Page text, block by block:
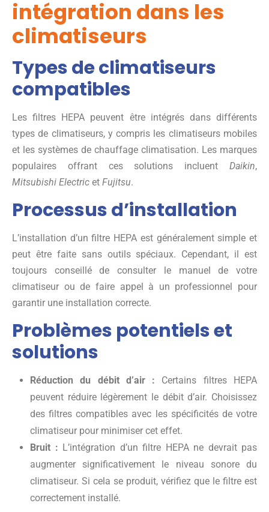
intégration dans les
climatiseurs
Types de climatiseurs
compatibles
Les filtres HEPA peuvent être intégrés dans différents
types de climatiseurs, y compris les climatiseurs mobiles
et les systèmes de chauffage climatisation. Les marques
populaires offrant ces solutions incluent Daikin,
Mitsubishi Electric et Fujitsu.
Processus d’installation
L’installation d’un filtre HEPA est généralement simple et
peut être faite sans outils spéciaux. Cependant, il est
toujours conseillé de consulter le manuel de votre
climatiseur ou de faire appel à un professionnel pour
garantir une installation correcte.
Problèmes potentiels et
solutions
Réduction du débit d’air : Certains filtres HEPA
peuvent réduire légèrement le débit d’air. Choisissez
des filtres compatibles avec les spécificités de votre
climatiseur pour minimiser cet effet.
Bruit : L’intégration d’un filtre HEPA ne devrait pas
augmenter significativement le niveau sonore du
climatiseur. Si cela se produit, vérifiez que le filtre est
correctement installé.